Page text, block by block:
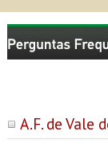
A.F. de Vale
Comissão Nacional de